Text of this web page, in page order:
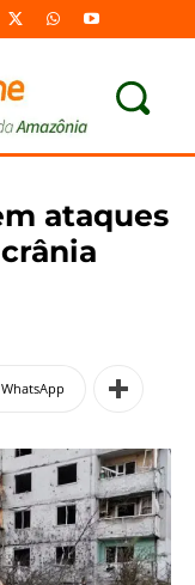
ataques
WhatsApp